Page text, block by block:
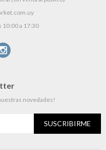
10:00 a 17:30

novedades!
SUSCRIBIRME